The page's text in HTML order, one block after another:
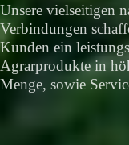
Unsere vielseitigen
Verbindungen
Kunden ein
Agrarprodukte in
Menge, sowie